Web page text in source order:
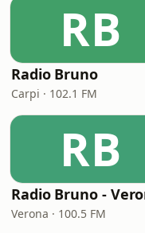
RB
Radio Bruno
Carpi · 102.1 FM
RB
Radio Bruno -
Verona · 100.5 FM